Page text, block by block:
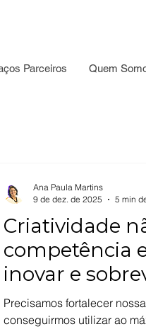
Parceiros Quem
Criatividade
competência
inovar e
negócios!
Precisamos fortalecer
conseguirmos utilizar ao
Ana Paula Martins
9 de dez. de 2025
5 min